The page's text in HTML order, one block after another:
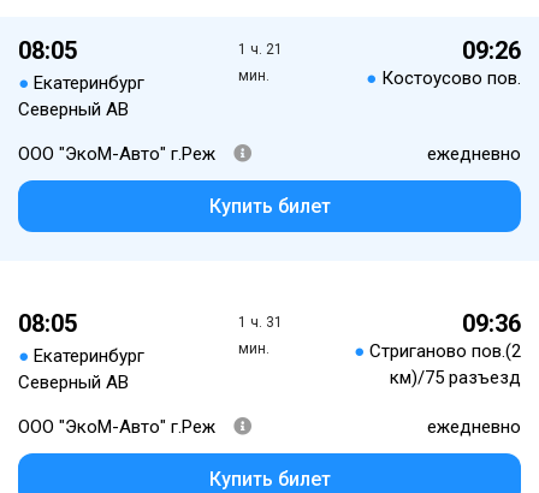
08:05
● Екатеринбург
Северный АВ
1 ч. 21
мин.
09:26
● Костоусово пов.
ООО "ЭкоМ-Авто" г.Реж ежедневно
Купить билет
08:05
● Екатеринбург
Северный АВ
1 ч. 31
мин.
09:36
● Стриганово пов.(2
км)/75 разъезд
ООО "ЭкоМ-Авто" г.Реж ежедневно
Купить билет